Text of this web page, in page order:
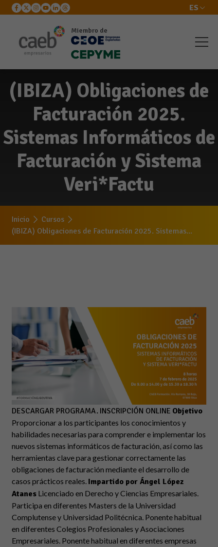
ES
Miembro de
(IBIZA) Obligaciones de
Facturación 2025.
Sistemas Informáticos de
Facturación y Sistema
Veri*Factu
Inicio
Cursos
(IBIZA) Obligaciones de Facturación 2025. Sistemas...
DESCARGAR PROGRAMA. INSCRIPCIÓN ONLINE Objetivo
Proporcionar a los participantes los conocimientos y
habilidades necesarias para comprender e implementar los
nuevos sistemas informáticos de facturación, así como las
herramientas clave para gestionar correctamente las
obligaciones de facturación mediante el desarrollo de
casos prácticos reales. Impartido por Ángel López
Atanes Licenciado en Derecho y Ciencias Empresariales.
Participa en diferentes Masters de la Universidad
Complutense y Universidad Politécnica. Ponente habitual
en diferentes Colegios Profesionales y Asociaciones
Empresariales. Ponente habitual en diferentes empresas